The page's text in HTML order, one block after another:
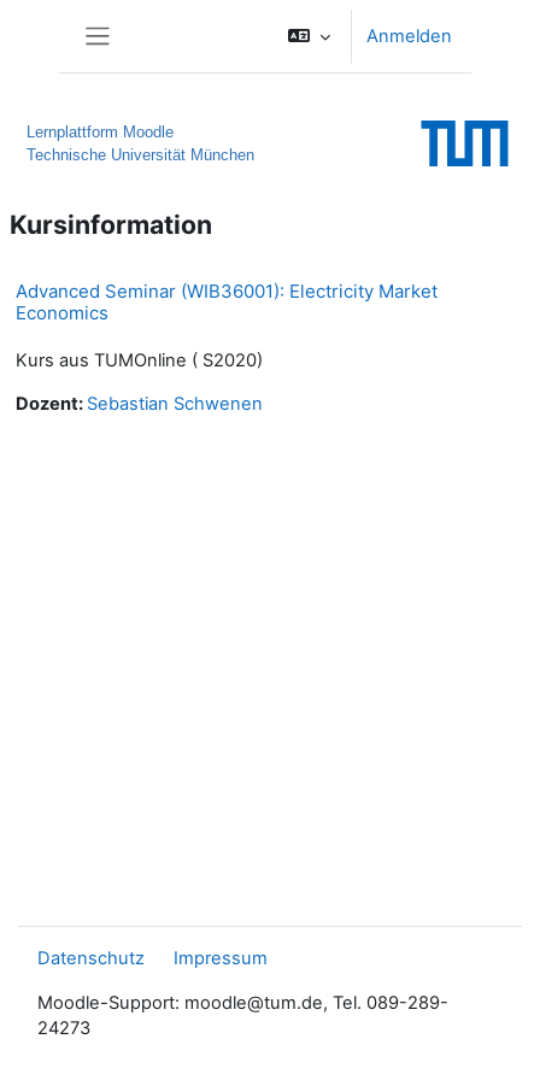
Anmelden
Lernplattform Moodle
Technische Universität München
Kursinformation
Advanced Seminar (WIB36001): Electricity Market
Economics
Kurs aus TUMOnline ( S2020)
Dozent: Sebastian Schwenen
Datenschutz Impressum
Moodle-Support: moodle@tum.de, Tel. 089-289-
24273